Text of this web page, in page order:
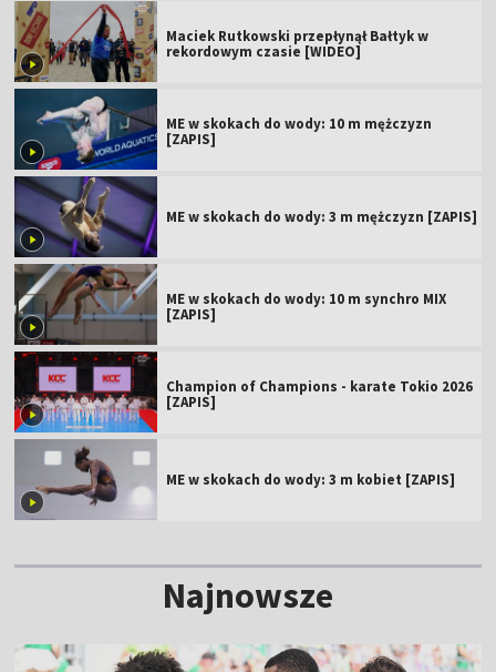
Maciek Rutkowski przepłynął Bałtyk w
rekordowym czasie [WIDEO]
ME w skokach do wody: 10 m mężczyzn
[ZAPIS]
ME w skokach do wody: 3 m mężczyzn [ZAPIS]
ME w skokach do wody: 10 m synchro MIX
[ZAPIS]
Champion of Champions - karate Tokio 2026
[ZAPIS]
ME w skokach do wody: 3 m kobiet [ZAPIS]
Najnowsze